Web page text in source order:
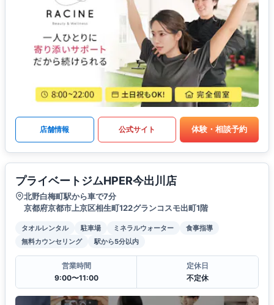
店舗情報 公式サイト 体験・相談予約
プライベートジムHPER今出川店
北野白梅町駅から車で7分
京都府京都市上京区相生町122グランコスモ出町1階
タオルレンタル 駐車場 ミネラルウォーター
食事指導
無料カウンセリング
駅から5分以内
営業時間
9:00〜11:00
定休日
不定休